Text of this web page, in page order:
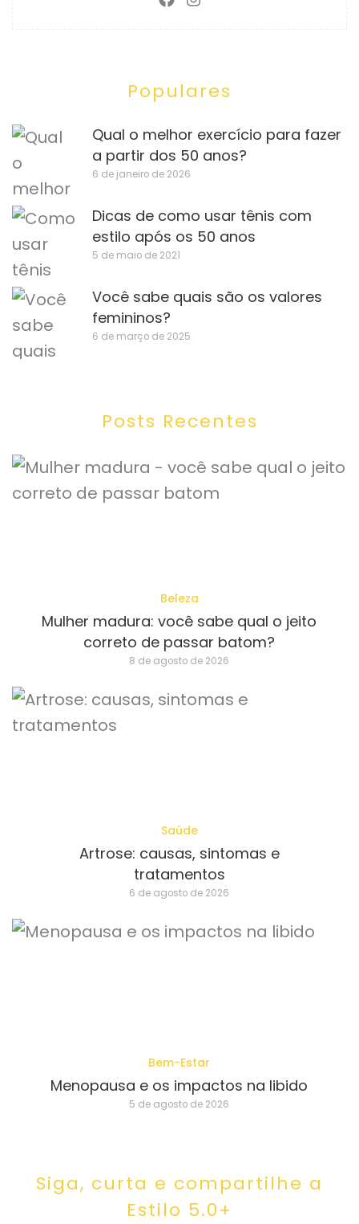
Populares
Qual o melhor exercício para fazer
a partir dos 50 anos?
6 de janeiro de 2026
Dicas de como usar tênis com
estilo após os 50 anos
5 de maio de 2021
Você sabe quais são os valores
femininos?
6 de março de 2025
Posts Recentes
Beleza
Mulher madura: você sabe qual o jeito
correto de passar batom?
8 de agosto de 2026
Saúde
Artrose: causas, sintomas e
tratamentos
6 de agosto de 2026
Bem-Estar
Menopausa e os impactos na libido
5 de agosto de 2026
Siga, curta e compartilhe a
Estilo 5.0+